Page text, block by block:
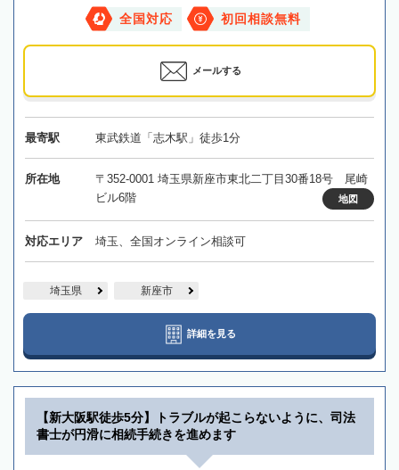
全国対応 初回相談無料
メールする
最寄駅 東武鉄道「志木駅」徒歩1分
所在地
〒352-0001 埼玉県新座市東北二丁目30番18号 尾崎
ビル6階
地図
対応エリア 埼玉、全国オンライン相談可
埼玉県 新座市
詳細を見る
【新大阪駅徒歩5分】トラブルが起こらないように、司法
書士が円滑に相続手続きを進めます